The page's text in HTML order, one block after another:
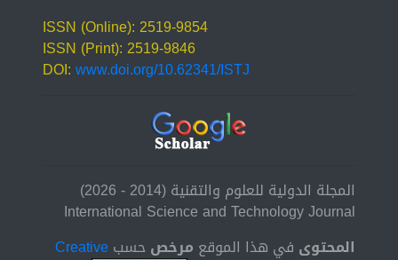
ISSN (Online): 2519-9854
ISSN (Print): 2519-9846
DOI:www.doi.org/10.62341/ISTJ
المجلة الدولية للعلوم والتقنية (2014 - 2026)
International Science and Technology Journal
المحتوى في هذا الموقع مرخصحسبCreative